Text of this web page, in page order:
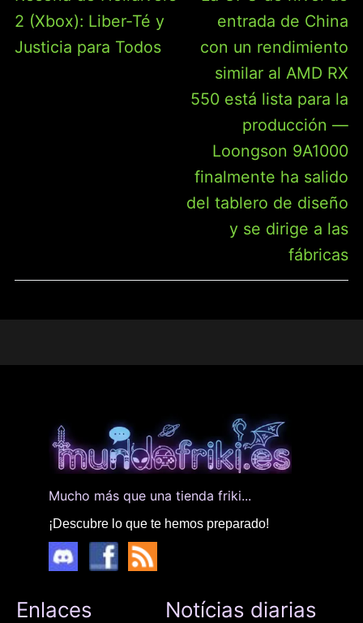
ENTRADAS
anterior:
2 (Xbox): Liber-Té y
Justicia para Todos
siguiente:
entrada de China
con un rendimiento
similar al AMD RX
550 está lista para la
producción —
Loongson 9A1000
finalmente ha salido
del tablero de diseño
y se dirige a las
fábricas
Mucho más que una tienda friki...
¡Descubre lo que te hemos preparado!
Enlaces Notícias diarias